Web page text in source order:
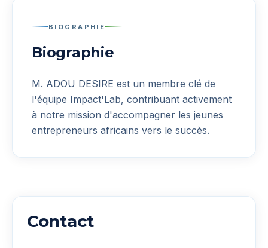
BIOGRAPHIE
Biographie
M. ADOU DESIRE est un membre clé de
l'équipe Impact'Lab, contribuant activement
à notre mission d'accompagner les jeunes
entrepreneurs africains vers le succès.
Contact